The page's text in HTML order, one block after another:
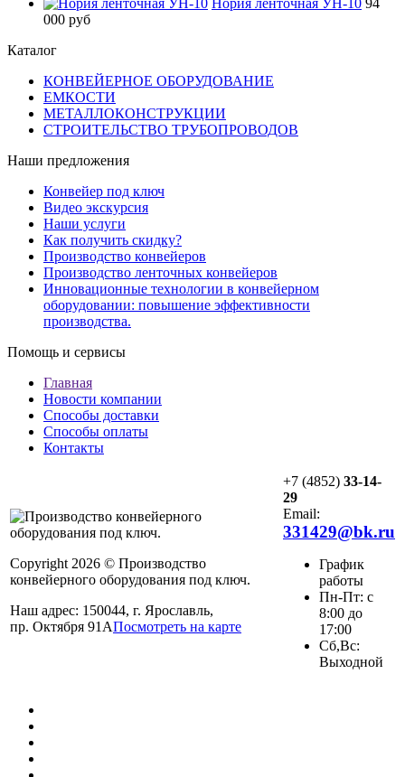
Нория ленточная УН-10 94
000 руб
Каталог
КОНВЕЙЕРНОЕ ОБОРУДОВАНИЕ
ЕМКОСТИ
МЕТАЛЛОКОНСТРУКЦИИ
СТРОИТЕЛЬСТВО ТРУБОПРОВОДОВ
Наши предложения
Конвейер под ключ
Видео экскурсия
Наши услуги
Как получить скидку?
Производство конвейеров
Производство ленточных конвейеров
Инновационные технологии в конвейерном
оборудовании: повышение эффективности
производства.
Помощь и сервисы
Главная
Новости компании
Способы доставки
Способы оплаты
Контакты
Copyright 2026 © Производство
конвейерного оборудования под ключ.
Наш адрес: 150044, г. Ярославль,
пр. Октября 91АПосмотреть на карте
+7 (4852) 33-14-
29
Email:
331429@bk.ru
График
работы
Пн-Пт: с
8:00 до
17:00
Сб,Вс:
Выходной